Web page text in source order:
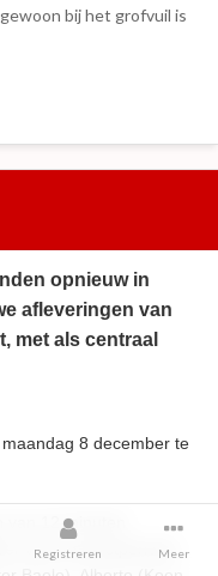
bij het grofvuil is
opnieuw in
afleveringen van
met als centraal
8 december te
12 minuten
van de kerstperiode.
Registreren Meer